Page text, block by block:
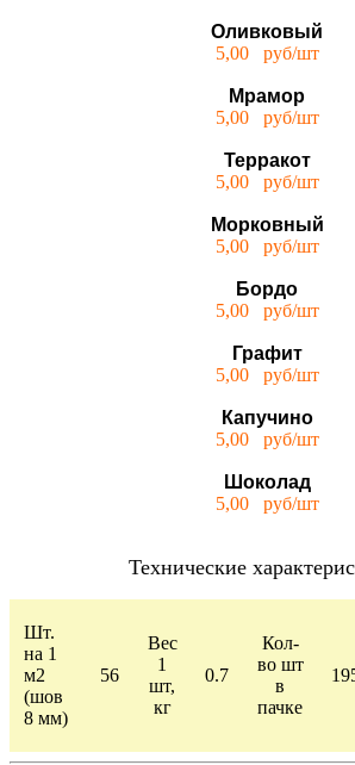
Оливковый
5,00 руб/шт
Мрамор
5,00 руб/шт
Терракот
5,00 руб/шт
Морковный
5,00 руб/шт
Бордо
5,00 руб/шт
Графит
5,00 руб/шт
Капучино
5,00 руб/шт
Шоколад
5,00 руб/шт
Технические
Шт.
на 1
м2
(шов
8 мм)
56
Вес
1
шт,
кг
0.7
Кол-
во шт
в
пачке